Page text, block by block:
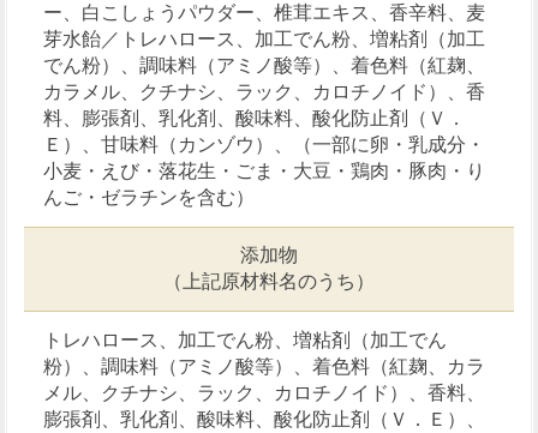
ー、白こしょうパウダー、椎茸エキス、香辛料、麦
芽水飴／トレハロース、加工でん粉、増粘剤（加工
でん粉）、調味料（アミノ酸等）、着色料（紅麹、
カラメル、クチナシ、ラック、カロチノイド）、香
料、膨張剤、乳化剤、酸味料、酸化防止剤（Ｖ．
Ｅ）、甘味料（カンゾウ）、（一部に卵・乳成分・
小麦・えび・落花生・ごま・大豆・鶏肉・豚肉・り
んご・ゼラチンを含む）
添加物
（上記原材料名のうち）
トレハロース、加工でん粉、増粘剤（加工でん
粉）、調味料（アミノ酸等）、着色料（紅麹、カラ
メル、クチナシ、ラック、カロチノイド）、香料、
膨張剤、乳化剤、酸味料、酸化防止剤（Ｖ．Ｅ）、